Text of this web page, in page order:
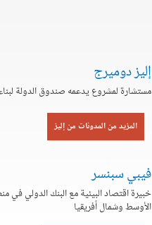
إليز دوميرج
مستشارة لمشروع يدعمه صندوق الدولة
المزيد من المدونات من إليز
فيبي سبنسر
خبيرة اقتصاد البيئية مع البنك الدولي في
الأوسط وشمال أفريقيا